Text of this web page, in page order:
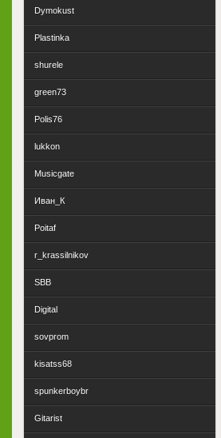
Dymokust
Plastinka
shurele
green73
Polis76
lukkon
Musicgate
Иван_К
Poitaf
r_krassilnikov
SBB
Digital
sovprom
kisatss68
spunkerboybr
Gitarist